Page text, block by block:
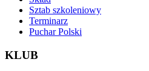
Sztab szkoleniowy
Terminarz
Puchar Polski
KLUB